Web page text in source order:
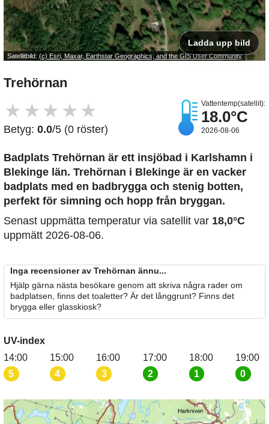
Satellitbild: (c) Esri, Maxar, Earthstar Geographics, and the GIS User Community
Ladda upp bild
Trehörnan
★ ★ ★ ★ ★
Betyg: 0.0/5 (0 röster)
Vattentemp(satellit):
18.0°C
2026-08-06
Badplats Trehörnan är ett insjöbad i Karlshamn i
Blekinge län. Trehörnan i Blekinge är en vacker
badplats med en badbrygga och stenig botten,
perfekt för simning och hopp från bryggan.
Senast uppmätta temperatur via satellit var 18,0°C
uppmätt 2026-08-06.
Inga recensioner av Trehörnan ännu...
Hjälp gärna nästa besökare genom att skriva några rader om
badplatsen, finns det toaletter? Är det långgrunt? Finns det
brygga eller glasskiosk?
UV-index
14:00
5
15:00
4
16:00
3
17:00
2
18:00
1
19:00
0